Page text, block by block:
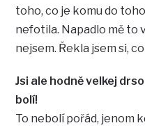
toho, co je komu do
nefotila. Napadlo mě to
nejsem. Řekla jsem si,
Jsi ale hodně velkej
bolí!
To nebolí pořád, jenom